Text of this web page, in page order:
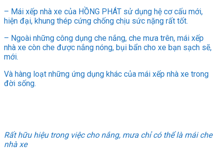
– Mái xếp nhà xe của HỒNG PHÁT sử dụng hệ cơ cấu mới,
hiện đại, khung thép cứng chống chịu sức nặng rất tốt.
– Ngoài những công dụng che nắng, che mưa trên, mái xếp
nhà xe còn che được nắng nóng, bụi bẩn cho xe bạn sạch sẽ,
mới.
Và hàng loạt những ứng dụng khác của mái xếp nhà xe trong
đời sống.
Rất hữu hiệu trong việc cho nắng, mưa chỉ có thể là mái che
nhà xe